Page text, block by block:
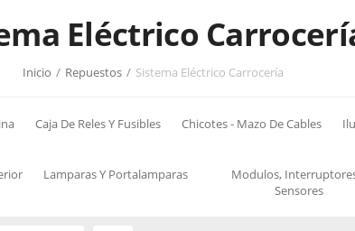
Eléctrico
Inicio / Repuestos / Sistema Eléctrico Carrocería
Caja De Reles Y Fusibles Chicotes - Mazo De Cables
Lamparas Y Portalamparas
Modulos,
Sensores